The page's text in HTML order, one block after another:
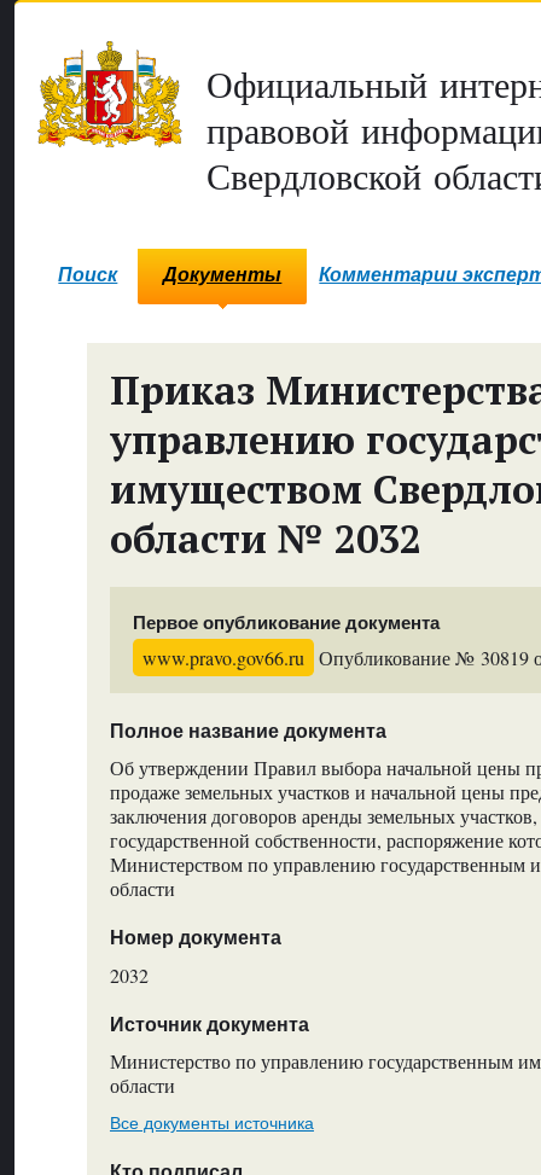
Официальный
правовой
Свердловской
Поиск Документы Комментарии
Приказ
управлению
имуществом
области № 2032
Первое опубликование документа
www.pravo.gov66.ru Опубликование № 30819
Полное название документа
Об утверждении Правил выбора начальной цены
продаже земельных участков и начальной цены
заключения договоров аренды земельных
государственной собственности, распоряжение
Министерством по управлению государственным
области
Номер документа
2032
Источник документа
Министерство по управлению государственным
области
Все документы источника